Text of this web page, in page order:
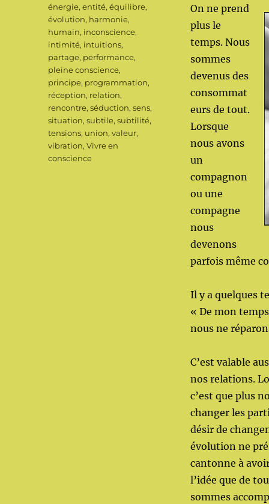
On ne prend
plus le
temps. Nous
sommes
devenus des
consommat
eurs de tout.
Lorsque
nous avons
un
compagnon
ou une
compagne
nous
devenons
parfois même
Il y a quelques
« De mon
nous ne
C’est valable
nos relations.
c’est que plus
changer les
désir de
évolution ne
cantonne à
l’idée que de
sommes
énergie,entité,équilibre,
évolution, harmonie,
humain, inconscience,
intimité, intuitions,
partage, performance,
pleine conscience,
principe, programmation,
réception, relation,
rencontre,séduction,sens,
situation,subtile,subtilité,
tensions, union,valeur,
vibration,Vivre en
conscience